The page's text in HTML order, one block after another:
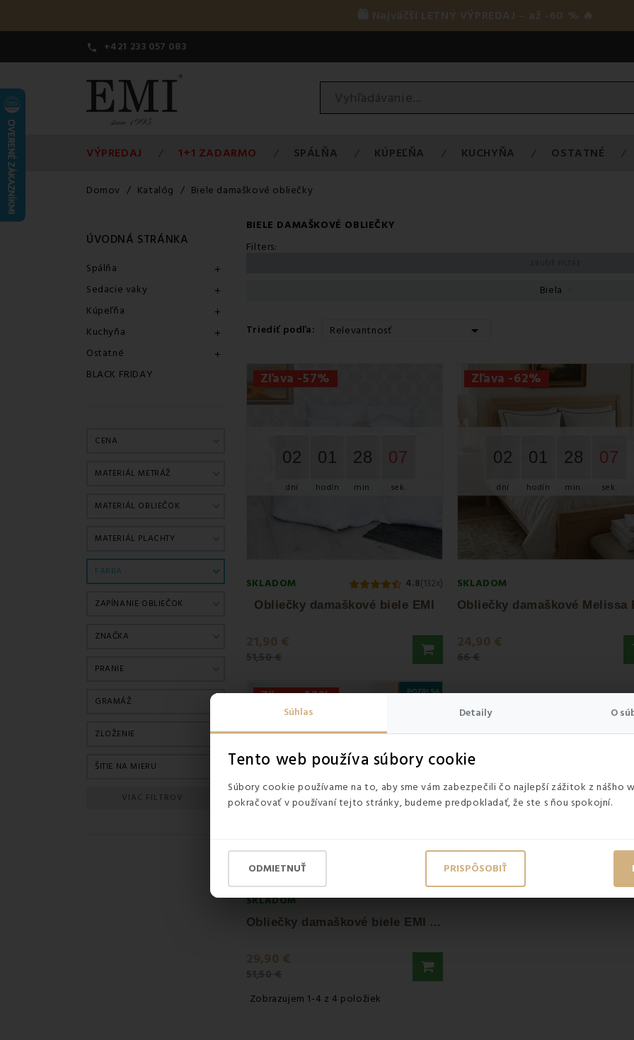
Súhlas Detaily O
Tento web používa súbory cookie
Súbory cookie používame na to, aby sme vám zabezpečili čo najlepší zážitok z nášho
pokračovať v používaní tejto stránky, budeme predpokladať, že ste s ňou spokojní.
ODMIETNUŤ PRISPÔSOBIŤ
🛍️ Najväčší LETNÝ VÝPREDAJ – až -60 % 🔥
 +421 233 057 083
VÝPREDAJ 1+1 ZADARMO SPÁLŇA KÚPEĽŇA KUCHYŇA OSTATNÉ
Domov Katalóg Biele damaškové obliečky
ÚVODNÁ STRÁNKA
Spálňa 
Sedacie vaky 
Kúpeľňa 
Kuchyňa 
Ostatné 
BLACK FRIDAY
CENA
MATERIÁL METRÁŽ
MATERIÁL OBLIEČOK
MATERIÁL PLACHTY
FARBA
ZAPÍNANIE OBLIEČOK
ZNAČKA
PRANIE
GRAMÁŽ
ZLOŽENIE
ŠITIE NA MIERU
VIAC FILTROV
BIELE DAMAŠKOVÉ OBLIEČKY
Filters:
Biela
Triediť podľa: Relevantnosť 
Zľava -57%
02
dní
01
hodín
28
min.
07
sek.
SKLADOM 4.8(132x)
Obliečky damaškové biele EMI
21,90 €
Zľava -62%
02
dní
01
hodín
28
min.
07
sek.
SKLADOM
Obliečky damaškové Melissa
24,90 €
Zľava -42%
SKLADOM
O
bliečky damaškové biele EMI + Plachta...
29,90 €
Zobrazujem 1-4 z 4 položiek